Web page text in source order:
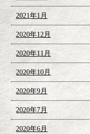
2021年1月
2020年12月
2020年11月
2020年10月
2020年9月
2020年7月
2020年6月